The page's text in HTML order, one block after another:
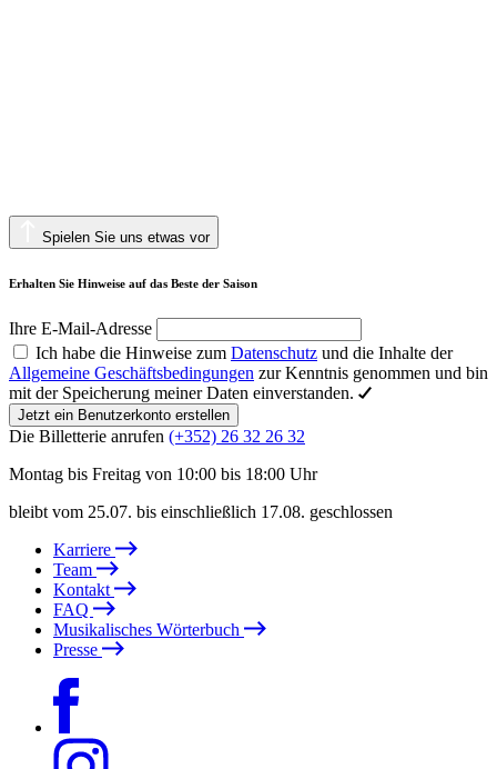
Spielen Sie uns etwas vor
Erhalten Sie Hinweise auf das Beste der Saison
Ihre E-Mail-Adresse
Ich habe die Hinweise zum Datenschutz und die Inhalte der
Allgemeine Geschäftsbedingungen zur Kenntnis genommen und bin
mit der Speicherung meiner Daten einverstanden.
Jetzt ein Benutzerkonto erstellen
Die Billetterie anrufen (+352) 26 32 26 32
Montag bis Freitag von 10:00 bis 18:00 Uhr
bleibt vom 25.07. bis einschließlich 17.08. geschlossen
Karriere
Team
Kontakt
FAQ
Musikalisches Wörterbuch
Presse